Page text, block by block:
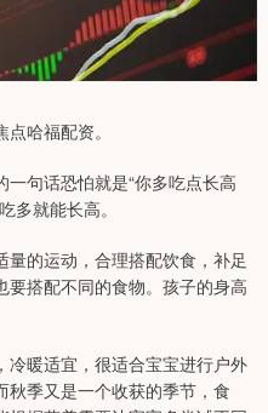
哈福配资。
句话恐怕就是“你多吃点长高
多就能长高。
的运动，合理搭配饮食，补足
搭配不同的食物。孩子的身高
冷暖适宜，很适合宝宝进行户外
季又是一个收获的季节，食